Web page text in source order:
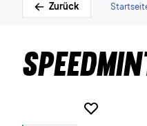
Zurück